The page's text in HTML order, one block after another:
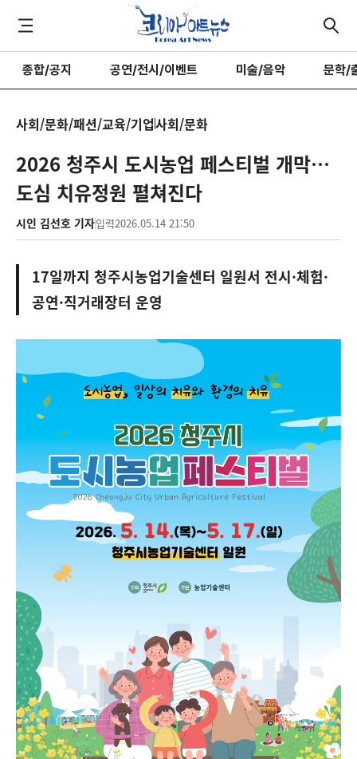
종합/공지 공연/전시/이벤트 미술/음악 문학/
사회/문화/패션/교육/기업사회/문화
2026 청주시 도시농업 페스티벌 개막…
도심 치유정원 펼쳐진다
시인 김선호 기자입력2026.05.14 21:50
17일까지 청주시농업기술센터 일원서 전시·체험·
공연·직거래장터 운영